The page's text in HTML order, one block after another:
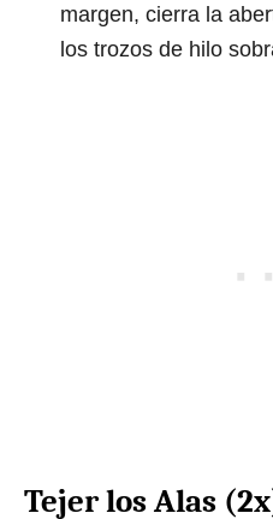
margen, cierra la
los trozos de hilo
Tejer los Alas